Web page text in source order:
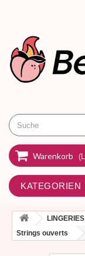
Warenkorb
KATEGORIEN
LINGERIES
Strings ouverts